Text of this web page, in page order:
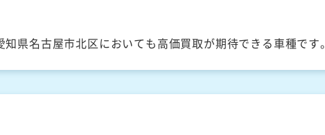
県名古屋市北区においても高価買取が期待できる車種です。